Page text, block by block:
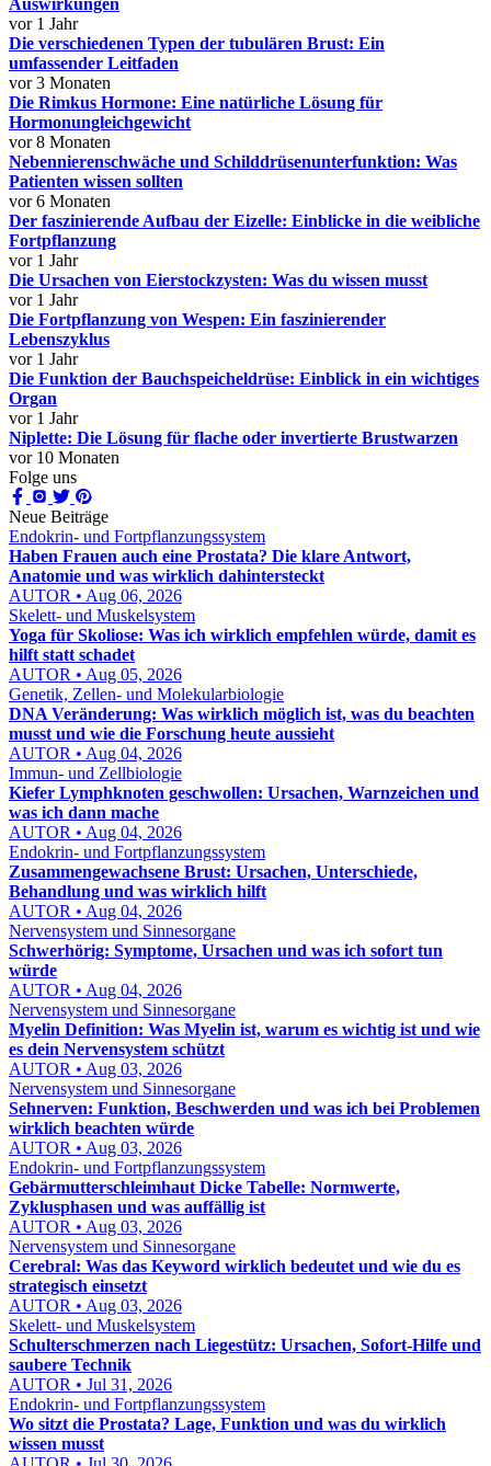
Auswirkungen
vor 1 Jahr
Die verschiedenen Typen der tubulären Brust: Ein
umfassender Leitfaden
vor 3 Monaten
Die Rimkus Hormone: Eine natürliche Lösung für
Hormonungleichgewicht
vor 8 Monaten
Nebennierenschwäche und Schilddrüsenunterfunktion: Was
Patienten wissen sollten
vor 6 Monaten
Der faszinierende Aufbau der Eizelle: Einblicke in die weibliche
Fortpflanzung
vor 1 Jahr
Die Ursachen von Eierstockzysten: Was du wissen musst
vor 1 Jahr
Die Fortpflanzung von Wespen: Ein faszinierender
Lebenszyklus
vor 1 Jahr
Die Funktion der Bauchspeicheldrüse: Einblick in ein wichtiges
Organ
vor 1 Jahr
Niplette: Die Lösung für flache oder invertierte Brustwarzen
vor 10 Monaten
Folge uns
Neue Beiträge
Endokrin- und Fortpflanzungssystem
Haben Frauen auch eine Prostata? Die klare Antwort,
Anatomie und was wirklich dahintersteckt
AUTOR • Aug 06, 2026
Skelett- und Muskelsystem
Yoga für Skoliose: Was ich wirklich empfehlen würde, damit es
hilft statt schadet
AUTOR • Aug 05, 2026
Genetik, Zellen- und Molekularbiologie
DNA Veränderung: Was wirklich möglich ist, was du beachten
musst und wie die Forschung heute aussieht
AUTOR • Aug 04, 2026
Immun- und Zellbiologie
Kiefer Lymphknoten geschwollen: Ursachen, Warnzeichen und
was ich dann mache
AUTOR • Aug 04, 2026
Endokrin- und Fortpflanzungssystem
Zusammengewachsene Brust: Ursachen, Unterschiede,
Behandlung und was wirklich hilft
AUTOR • Aug 04, 2026
Nervensystem und Sinnesorgane
Schwerhörig: Symptome, Ursachen und was ich sofort tun
würde
AUTOR • Aug 04, 2026
Nervensystem und Sinnesorgane
Myelin Definition: Was Myelin ist, warum es wichtig ist und wie
es dein Nervensystem schützt
AUTOR • Aug 03, 2026
Nervensystem und Sinnesorgane
Sehnerven: Funktion, Beschwerden und was ich bei Problemen
wirklich beachten würde
AUTOR • Aug 03, 2026
Endokrin- und Fortpflanzungssystem
Gebärmutterschleimhaut Dicke Tabelle: Normwerte,
Zyklusphasen und was auffällig ist
AUTOR • Aug 03, 2026
Nervensystem und Sinnesorgane
Cerebral: Was das Keyword wirklich bedeutet und wie du es
strategisch einsetzt
AUTOR • Aug 03, 2026
Skelett- und Muskelsystem
Schulterschmerzen nach Liegestütz: Ursachen, Sofort-Hilfe und
saubere Technik
AUTOR • Jul 31, 2026
Endokrin- und Fortpflanzungssystem
Wo sitzt die Prostata? Lage, Funktion und was du wirklich
wissen musst